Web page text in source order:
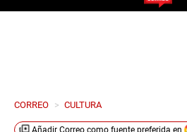
CORREO > CULTURA
Añadir Correo como fuente preferida en